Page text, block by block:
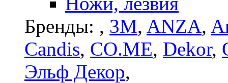
Бренды: , 3M, ANZA,
Candis, CO.ME, Dekor,
Эльф Декор,